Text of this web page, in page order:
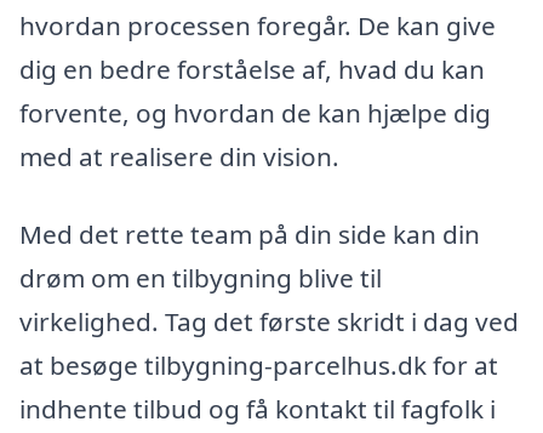
hvordan processen foregår. De kan give
dig en bedre forståelse af, hvad du kan
forvente, og hvordan de kan hjælpe dig
med at realisere din vision.
Med det rette team på din side kan din
drøm om en tilbygning blive til
virkelighed. Tag det første skridt i dag ved
at besøge tilbygning-parcelhus.dk for at
indhente tilbud og få kontakt til fagfolk i